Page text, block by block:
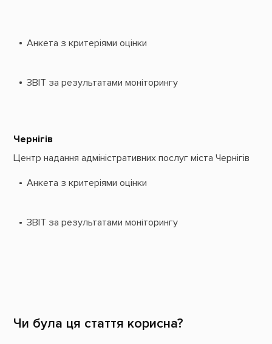
Анкета з критеріями оцінки
ЗВІТ за результатами моніторингу
Чернігів
Центр надання адміністративних послуг міста Чернігів
Анкета з критеріями оцінки
ЗВІТ за результатами моніторингу
Чи була ця стаття корисна?